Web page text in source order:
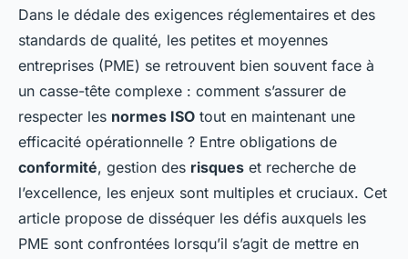
PME et conformité aux
normes ISO : Enjeux
juridiques et processus
Aurélie•22 décembre 2023•4 min de lecture
Dans le dédale des exigences réglementaires et des
standards de qualité, les petites et moyennes
entreprises (PME) se retrouvent bien souvent face à
un casse-tête complexe : comment s’assurer de
respecter les normes ISO tout en maintenant une
efficacité opérationnelle ? Entre obligations de
conformité, gestion des risques et recherche de
l’excellence, les enjeux sont multiples et cruciaux. Cet
article propose de disséquer les défis auxquels les
PME sont confrontées lorsqu’il s’agit de mettre en